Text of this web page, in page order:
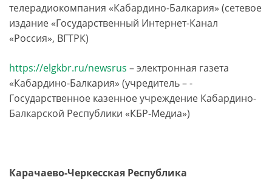
телерадиокомпания «Кабардино-Балкария» (сетевое
издание «Государственный Интернет-Канал
«Россия», ВГТРК)
https://elgkbr.ru/newsrus – электронная газета
«Кабардино-Балкария» (учредитель – ­
Государственное казенное учреждение Кабардино-
Балкарской Республики «КБР-Медиа»)
Карачаево-Черкесская Республика